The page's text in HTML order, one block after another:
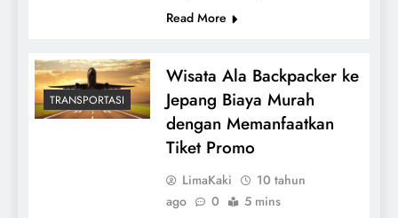
Read More
TRANSPORTASI
Wisata Ala Backpacker ke
Jepang Biaya Murah
dengan Memanfaatkan
Tiket Promo
LimaKaki
10 tahun
ago
0 5 mins